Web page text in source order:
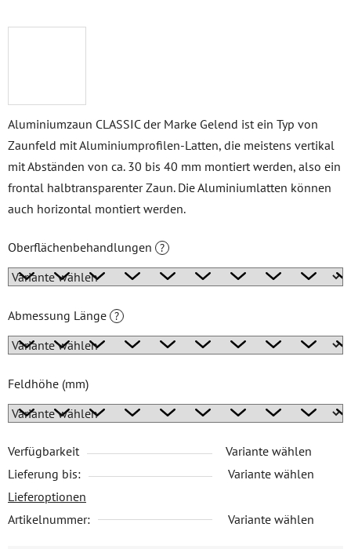
Aluminiumzaun CLASSIC der Marke Gelend ist ein Typ von
Zaunfeld mit Aluminiumprofilen-Latten, die meistens vertikal
mit Abständen von ca. 30 bis 40 mm montiert werden, also ein
frontal halbtransparenter Zaun. Die Aluminiumlatten können
auch horizontal montiert werden.
Oberflächenbehandlungen ?
Abmessung Länge ?
Feldhöhe (mm)
Verfügbarkeit
Variante wählen
Lieferung bis:
Variante wählen
Lieferoptionen
Artikelnummer:
Variante wählen